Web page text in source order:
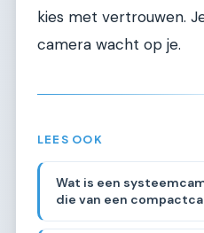
kies met vertrouwen.
camera wacht op je.
LEES OOK
Wat is een
die van een